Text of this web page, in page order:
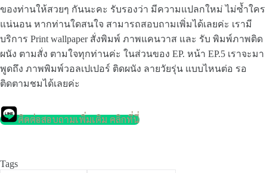
ของท่านให้สวยๆ กันนะคะ รับรองว่า มีความแปลกใหม่ ไม่ซ้ำใคร
แน่นอน หากท่านใดสนใจ สามารถสอบถามเพิ่มได้เลยค่ะ เรามี
บริการ Print wallpaper สั่งพิมพ์ ภาพแคนวาส และ รับ พิมพ์ภาพติด
ผนัง ตามสั่ง ตามใจทุกท่านค่ะ ในส่วนของ EP. หน้า EP.5 เราจะมา
พูดถึง ภาพพิมพ์วอลเปเปอร์ ติดผนัง ลายวัยรุ่น แบบไหนต่อ รอ
ติดตามชมได้เลยค่ะ
ติดต่อสอบถามเพิ่มเติม คลิกที่นี่
Tags